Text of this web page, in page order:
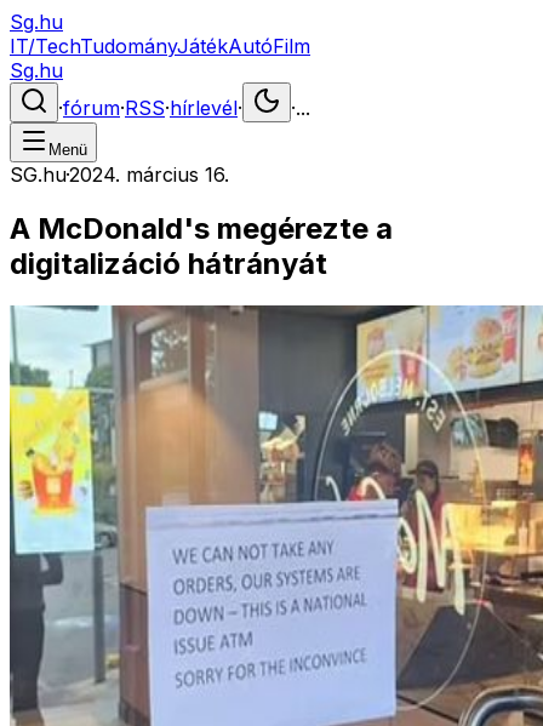
Sg.hu
IT/TechTudományJátékAutóFilm
Sg.hu
·fórum·RSS·hírlevél· ·...
Menü
SG.hu·2024. március 16.
A McDonald's megérezte a
digitalizáció hátrányát